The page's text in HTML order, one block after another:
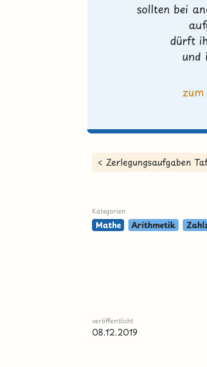
sollten bei
dürft
und
< Zerlegungsaufgaben
Kategorien
Mathe Arithmetik
veröffentlicht
08.12.2019